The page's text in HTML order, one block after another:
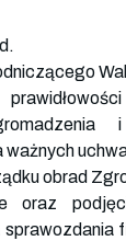
obrad
oraz